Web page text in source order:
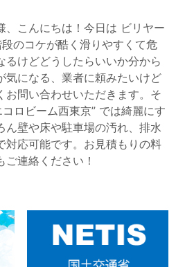
、こんにちは！今日は ビリヤー
のコケが酷く滑りやすくて危
るけどどうしたらいいか分から
気になる、業者に頼みたいけど
お問い合わせいただきます。そ
ロビーム西東京” では綺麗にす
ん壁や床や駐車場の汚れ、排水
対応可能です。お見積もりの料
連絡ください！